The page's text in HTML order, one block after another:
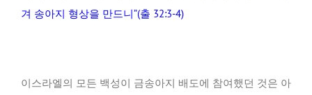
겨 송아지 형상을 만드니”(출 32:3-4)
이스라엘의 모든 백성이 금송아지 배도에 참여했던 것은 아